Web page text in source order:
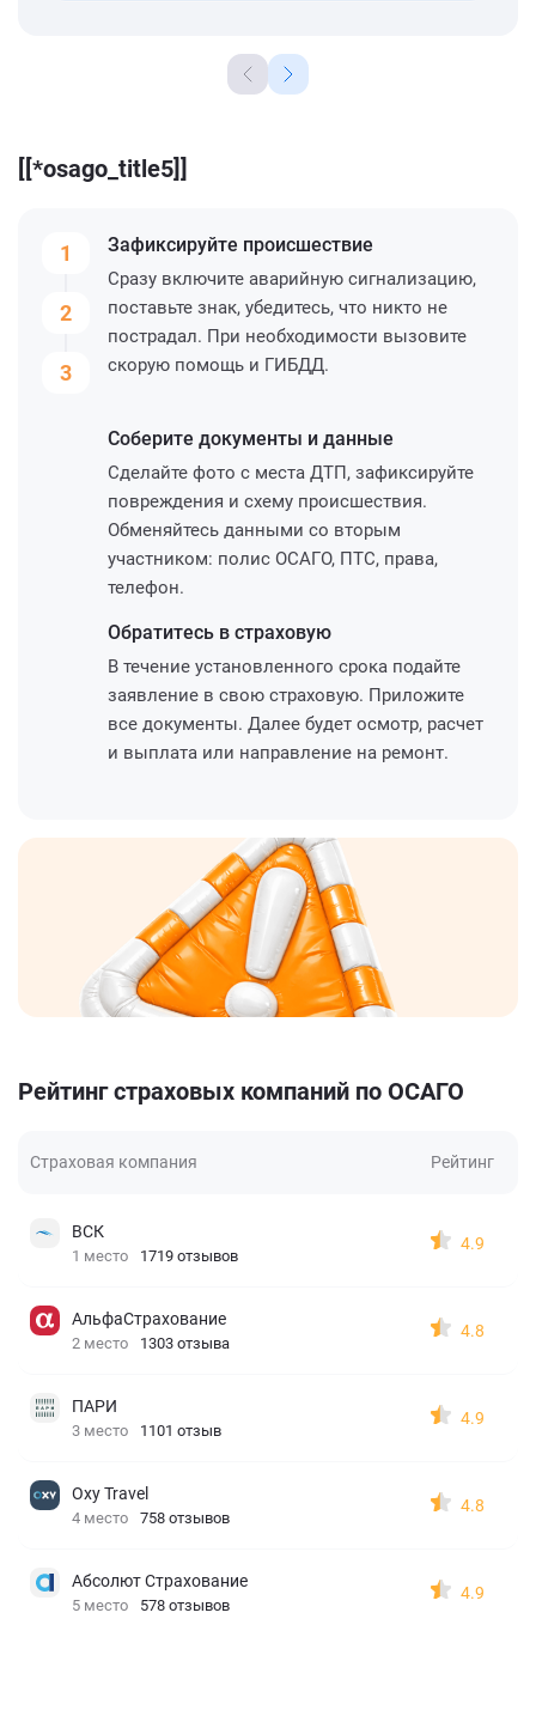
[[*osago_title5]]
1
2
3
Зафиксируйте происшествие
Сразу включите аварийную сигнализацию,
поставьте знак, убедитесь, что никто не
пострадал. При необходимости вызовите
скорую помощь и ГИБДД.
Соберите документы и данные
Сделайте фото с места ДТП, зафиксируйте
повреждения и схему происшествия.
Обменяйтесь данными со вторым
участником: полис ОСАГО, ПТС, права,
телефон.
Обратитесь в страховую
В течение установленного срока подайте
заявление в свою страховую. Приложите
все документы. Далее будет осмотр, расчет
и выплата или направление на ремонт.
Рейтинг страховых компаний по ОСАГО
Страховая компания Рейтинг
ВСК
1 место 1719 отзывов
4.9
АльфаСтрахование
2 место 1303 отзыва
4.8
ПАРИ
3 место 1101 отзыв
4.9
Oxy Travel
4 место 758 отзывов
4.8
Абсолют Страхование
5 место 578 отзывов
4.9